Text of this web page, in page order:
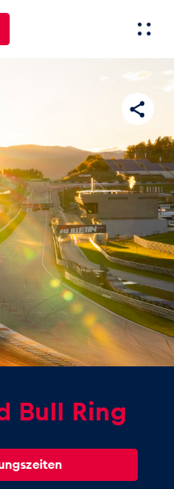
Alle anzeigen
Alle anzeigen
Bull Ring